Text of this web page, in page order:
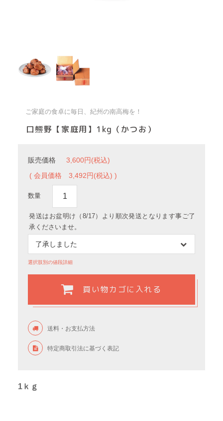
ご家庭の食卓に毎日、紀州の南高梅を！
口熊野【家庭用】1kg（かつお）
販売価格
3,600円(税込)
( 会員価格
3,492円(税込) )
数量
発送はお盆明け（8/17）より順次発送となります事ご了
承くださいませ。
選択肢別の値段詳細
買い物カゴに入れる
送料・お支払方法
特定商取引法に基づく表記
1ｋｇ